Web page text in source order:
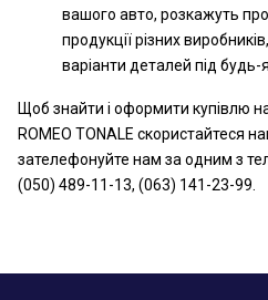
вашого авто, розкажуть про
продукції різних
варіанти деталей під
Щоб знайти і оформити купівлю
ROMEO TONALE скористайтеся
зателефонуйте нам за одним з
(050) 489-11-13, (063) 141-23-99.